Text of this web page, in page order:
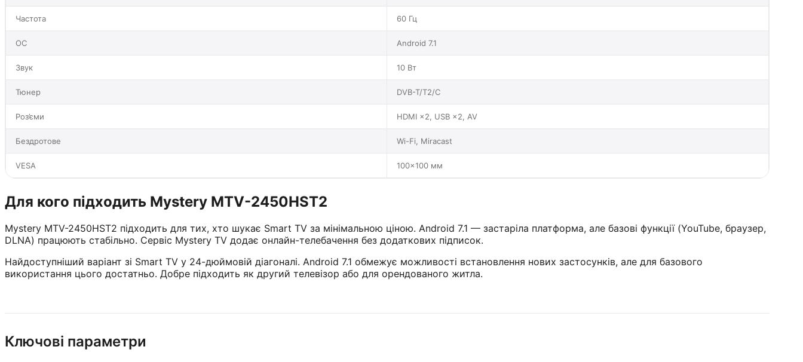
Частота 60 Гц
ОС Android 7.1
Звук 10 Вт
Тюнер DVB-T/T2/C
Роз’єми HDMI ×2, USB ×2, AV
Бездротове Wi-Fi, Miracast
VESA 100×100 мм
Для кого підходить Mystery MTV-2450HST2
Mystery MTV-2450HST2 підходить для тих, хто шукає Smart TV за мінімальною ціною. Android 7.1 — застаріла платформа, але базові функції (YouTube, браузер,
DLNA) працюють стабільно. Сервіс Mystery TV додає онлайн-телебачення без додаткових підписок.
Найдоступніший варіант зі Smart TV у 24-дюймовій діагоналі. Android 7.1 обмежує можливості встановлення нових застосунків, але для базового
використання цього достатньо. Добре підходить як другий телевізор або для орендованого житла.
Ключові параметри